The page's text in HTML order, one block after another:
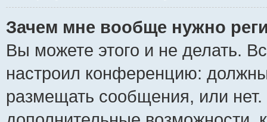
Зачем мне вообще нужно
Вы можете этого и не делать.
настроил конференцию:
размещать сообщения, или